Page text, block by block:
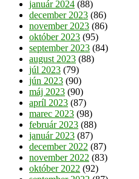
január 2024 (88)
december 2023 (86)
november 2023 (86)
október 2023 (95)
september 2023 (84)
august 2023 (88)
júl 2023 (79)
jún 2023 (90)
máj 2023 (90)
apríl 2023 (87)
marec 2023 (98)
február 2023 (88)
január 2023 (87)
december 2022 (87)
november 2022 (83)
október 2022 (92)